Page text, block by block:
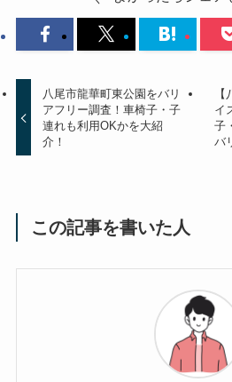
八尾市龍華町東公園をバリ
アフリー調査！車椅子・子
連れも利用OKかを大紹
介！
イ
子
バ
この記事を書いた人